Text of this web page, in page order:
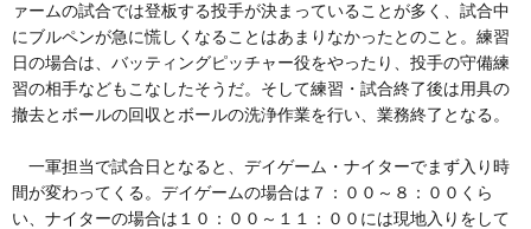
ァームの試合では登板する投手が決まっていることが多く、試合中
にブルペンが急に慌しくなることはあまりなかったとのこと。練習
日の場合は、バッティングピッチャー役をやったり、投手の守備練
習の相手などもこなしたそうだ。そして練習・試合終了後は用具の
撤去とボールの回収とボールの洗浄作業を行い、業務終了となる。
一軍担当で試合日となると、デイゲーム・ナイターでまず入り時
間が変わってくる。デイゲームの場合は７：００～８：００くら
い、ナイターの場合は１０：００～１１：００には現地入りをして